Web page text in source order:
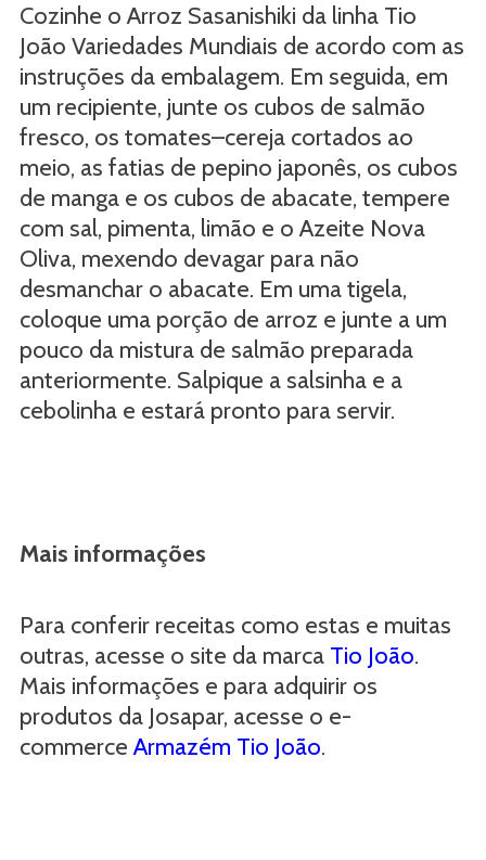
Cozinhe o Arroz Sasanishiki da linha Tio
João Variedades Mundiais de acordo com as
instruções da embalagem. Em seguida, em
um recipiente, junte os cubos de salmão
fresco, os tomates–cereja cortados ao
meio, as fatias de pepino japonês, os cubos
de manga e os cubos de abacate, tempere
com sal, pimenta, limão e o Azeite Nova
Oliva, mexendo devagar para não
desmanchar o abacate. Em uma tigela,
coloque uma porção de arroz e junte a um
pouco da mistura de salmão preparada
anteriormente. Salpique a salsinha e a
cebolinha e estará pronto para servir.
Mais informações
Para conferir receitas como estas e muitas
outras, acesse o site da marca Tio João.
Mais informações e para adquirir os
produtos da Josapar, acesse o e-
commerceArmazém Tio João.